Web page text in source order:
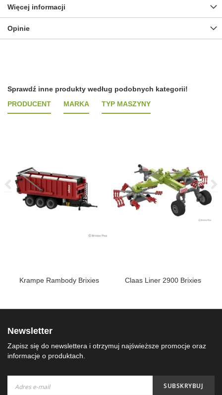
Więcej informacji
Opinie
Sprawdź inne produkty według podobnych kategorii!
PRODUCENT
MARKA TYP MASZYNY
Krampe Rambody Brixies Claas Liner 2900 Brixies
Newsletter
Zapisz się do newslettera i otrzymuj najświeższe promocje oraz
informacje o produktach.
nasz
SUBSKRYBUJ